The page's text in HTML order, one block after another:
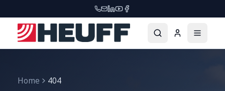
Home 404